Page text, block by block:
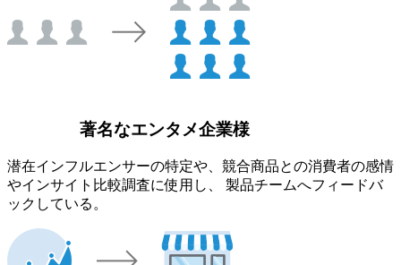
著名なエンタメ企業様
潜在インフルエンサーの特定や、競合商品との消費者の感情
やインサイト比較調査に使用し、 製品チームへフィードバ
ックしている。